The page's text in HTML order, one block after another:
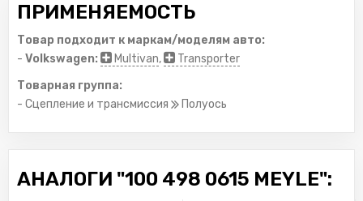
ПРИМЕНЯЕМОСТЬ
Товар подходит к маркам/моделям авто:
- Volkswagen: Multivan,
Transporter
Товарная группа:
- Сцепление и трансмиссия
Полуось
АНАЛОГИ "100 498 0615 MEYLE":